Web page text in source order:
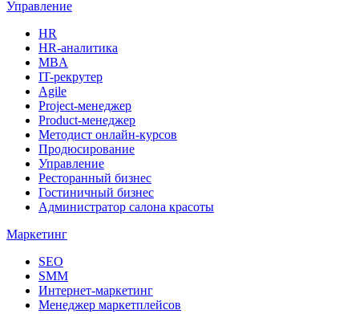
Управление
HR
HR-аналитика
MBA
IT-рекрутер
Agile
Project-менеджер
Product-менеджер
Методист онлайн-курсов
Продюсирование
Управление
Ресторанный бизнес
Гостиничный бизнес
Администратор салона красоты
Маркетинг
SEO
SMM
Интернет-маркетинг
Менеджер маркетплейсов